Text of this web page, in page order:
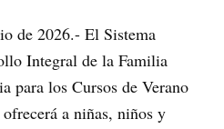
de 2026.- El Sistema
Integral de la Familia
para los Cursos de Verano
a niñas, niños y